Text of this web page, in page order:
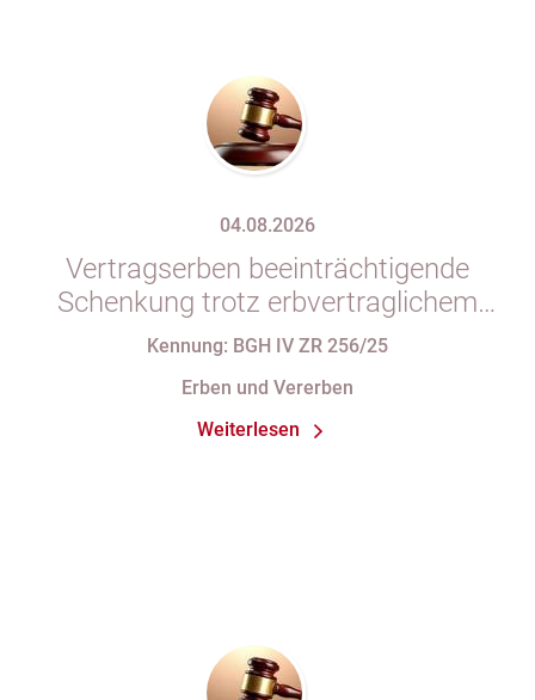
04.08.2026
Vertragserben beeinträchtigende
Schenkung trotz erbvertraglichem
Rücktrittsvorbehalt
Kennung: BGH IV ZR 256/25
Erben und Vererben
Weiterlesen